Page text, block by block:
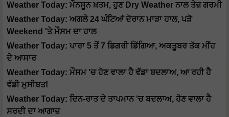
Weather Today: ਮੌਨਸੂਨ ਖ਼ਤਮ, ਹੁਣ Dry Weather ਨਾਲ ਤੇਜ਼ ਗਰਮੀ
Weather Today: ਅਗਲੇ 24 ਘੰਟਿਆਂ ਦੋਰਾਨ ਮਾੜਾ ਹਾਲ, ਪੜੋ
Weekend 'ਤੇ ਮੌਸਮ ਦਾ ਹਾਲ
Weather Today: ਪਾਰਾ 5 ਤੋਂ 7 ਡਿਗਰੀ ਡਿੱਗਿਆ, ਅਕਤੂਬਰ ਤੱਕ ਮੀਂਹ
ਦੇ ਆਸਾਰ
Weather Today: ਮੌਸਮ 'ਚ ਹੋਣ ਵਾਲਾ ਹੈ ਵੱਡਾ ਬਦਲਾਅ, ਆ ਰਹੀ ਹੈ
ਵੱਡੀ ਮੁਸੀਬਤ!
Weather Today: ਦਿਨ-ਰਾਤ ਦੇ ਤਾਪਮਾਨ 'ਚ ਬਦਲਾਅ, ਹੋਣ ਵਾਲਾ ਹੈ
ਸਰਦੀ ਦਾ ਆਗਾਜ਼